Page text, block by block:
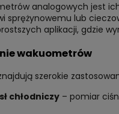
analogowych jest
sprężynowemu lub
aplikacji, gdzie
wakuometrów
szerokie
chłodniczy – pomiar